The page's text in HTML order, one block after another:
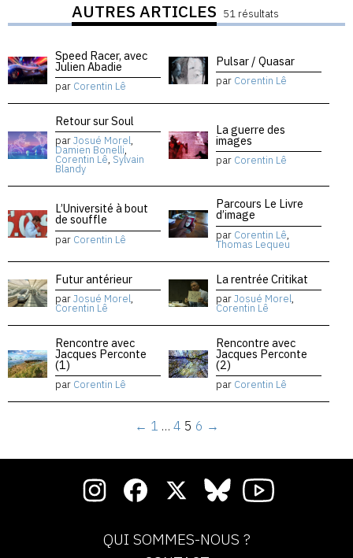
AUTRES ARTICLES 51 résultats
Speed Racer, avec
Julien Abadie
par Corentin Lê
Pulsar / Quasar
par Corentin Lê
Retour sur Soul
parJosué Morel,
Damien Bonelli,
Corentin Lê, Sylvain
Blandy
La guerre des
images
par Corentin Lê
L’Université à bout
de souffle
par Corentin Lê
Parcours Le Livre
d’image
par Corentin Lê,
Thomas Lequeu
Futur antérieur
parJosué Morel,
Corentin Lê
La rentrée Critikat
parJosué Morel,
Corentin Lê
Rencontre avec
Jacques Perconte
(1)
par Corentin Lê
Rencontre avec
Jacques Perconte
(2)
par Corentin Lê
← 1 … 4 5 6 →
QUI SOMMES-NOUS ?